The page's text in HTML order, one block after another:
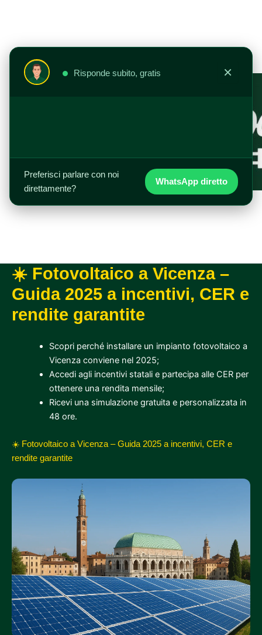
Risponde subito, gratis ×
Preferisci parlare con noi
direttamente?
WhatsApp diretto
☀️ Fotovoltaico a Vicenza –
Guida 2025 a incentivi, CER e
rendite garantite
Scopri perché installare un impianto fotovoltaico a
Vicenza conviene nel 2025;
Accedi agli incentivi statali e partecipa alle CER per
ottenere una rendita mensile;
Ricevi una simulazione gratuita e personalizzata in
48 ore.
☀️ Fotovoltaico a Vicenza – Guida 2025 a incentivi, CER e
rendite garantite